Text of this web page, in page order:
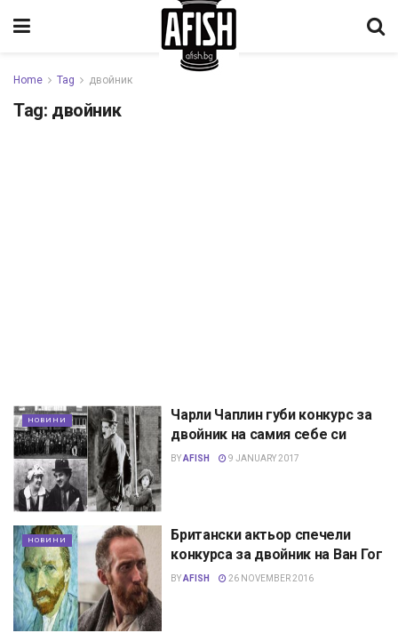
Home Tag двойник
Tag: двойник
НОВИНИ
Чарли Чаплин губи конкурс за
двойник на самия себе си
BYAFISH 9 JANUARY 2017
НОВИНИ
Британски актьор спечели
конкурса за двойник на Ван Гог
BYAFISH 26 NOVEMBER 2016